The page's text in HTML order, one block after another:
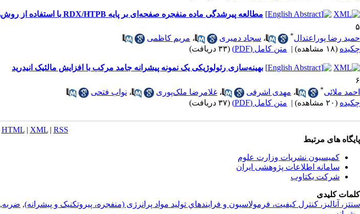
مطالعه پیرشدگی ماده منفجره صفحه‌ای بر پایه RDX/HTPB با استفاده از روش‌های آنالیزی دینامیک مکانیکی، سل – ژل و اندازه‌گیری سختی
۵
حمید رضا پوراعتدال* ، سجاد دمیری ، مریم کاظمی
چکیده (۱۸ مشاهده) | متن کامل (PDF) (۳۳ دریافت)
بهینه‌سازی رئولوژیکی یک نمونه پیشرانه جامد مرکب با افزایش مالئیک انیدرید
۶
احمد ملائی* ، مهدی اشرفی ، غلامرضا ملک‌پوری ، نواب فتحی
چکیده (۲۰ مشاهده) | متن کامل (PDF) (۳۷ دریافت)
HTML| XML| RSS
پایگاه های مرتبط
کمیسیون نشریات وزارت علوم
سامانه اطلاعات پژوهشی ایران
شرکت یکتاوب
کلمات کلیدی
سنتز، آناليز، کنترل کيفيت، فرمولاسيون و فرايندهاي توليد مواد پرانرژی (منفجره، پيروتکنيک و پيشرانه), ضربه,